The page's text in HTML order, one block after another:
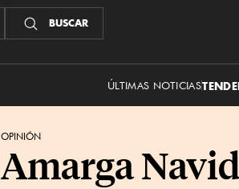
BUSCAR
ÚLTIMAS NOTICIAS
OPINIÓN
Amarga